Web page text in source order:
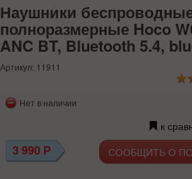
Наушники
полноразмерные Hoco
ANC BT, Bluetooth 5.4,
Артикул: 11911
Нет в наличии
к
3 990 Р СООБЩИТЬ О